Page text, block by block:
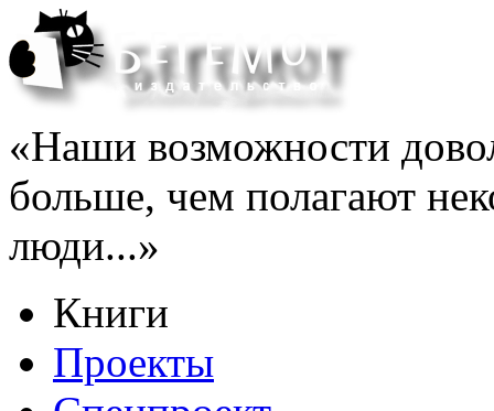
«Наши возможности
больше, чем полагают
люди...»
Книги
Проекты